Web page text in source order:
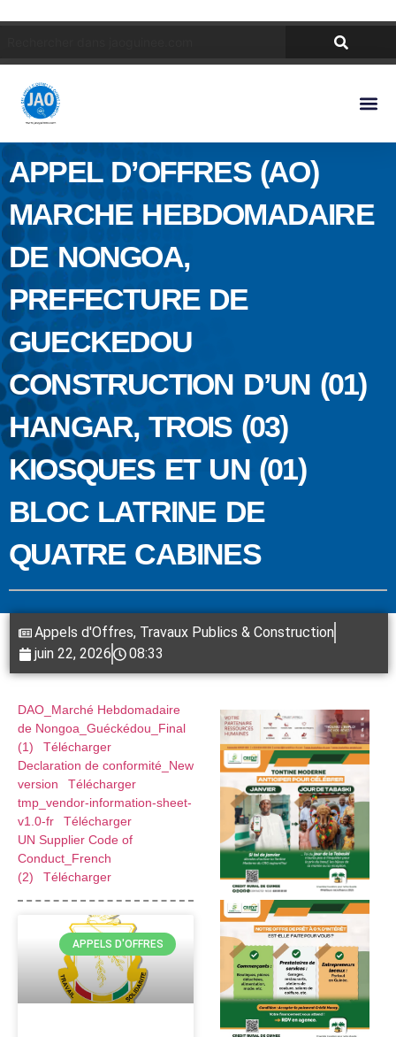
APPEL D’OFFRES (AO)
MARCHE HEBDOMADAIRE
DE NONGOA,
PREFECTURE DE
GUECKEDOU
CONSTRUCTION D’UN (01)
HANGAR, TROIS (03)
KIOSQUES ET UN (01)
BLOC LATRINE DE
QUATRE CABINES
Appels d'Offres, Travaux Publics & Construction
juin 22, 2026
08:33
DAO_Marché Hebdomadaire
de Nongoa_Guéckédou_Final
(1)
Télécharger
Declaration de conformité_New
version
Télécharger
tmp_vendor-information-sheet-
v1.0-fr
Télécharger
UN Supplier Code of
Conduct_French
(2)
Télécharger
APPELS D'OFFRES